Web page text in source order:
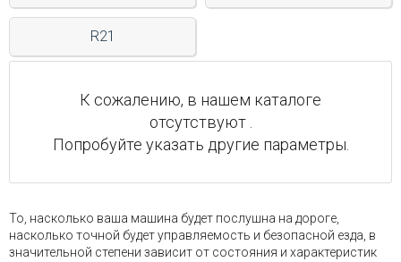
21:00
Вс:
R21
К сожалению, в нашем каталоге
отсутствуют .
Попробуйте указать другие параметры.
То, насколько ваша машина будет послушна на дороге,
насколько точной будет управляемость и безопасной езда, в
значительной степени зависит от состояния и характеристик